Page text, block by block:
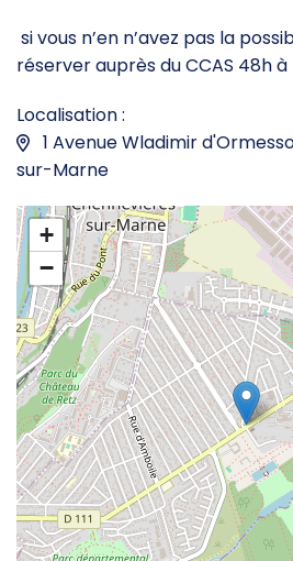
si vous n’en n’avez pas la
réserver auprès du CCAS 48h à
Localisation :
1 Avenue Wladimir
sur-Marne
+
−